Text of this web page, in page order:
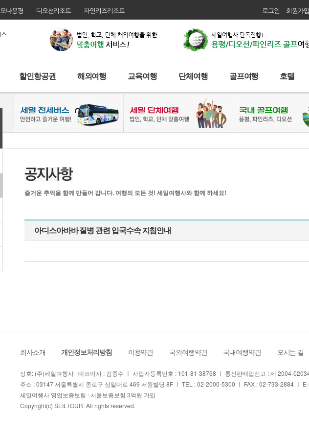
모나용평 디오션리조트 파인리즈리조트 로그인 회원가입
할인항공권 해외여행 교육여행 단체여행 골프여행 호텔
즐거운 추억을 함께 만들어 갑니다. 여행의 모든 것! 세일여행사와 함께 하세요!
아디스아바바 질병 관련 입국수속 지침안내
회사소개 개인정보처리방침 이용약관 국외여행약관 국내여행약관 오시는 길
상호: (주)세일여행사 | 대표이사 : 김중수 ㅣ 사업자등록번호 : 101-81-38768 ㅣ 통신판매업신고 : 제 2004-
주소 : 03147 서울특별시 종로구 삼일대로 469 서원빌딩 8F ㅣ TEL : 02-2000-5300 ㅣ FAX : 02-733-2884 ㅣ
세일여행사 영업보증보험 : 서울보증보험 3억원 가입
Copyright(c) SEILTOUR. All rights reserved.